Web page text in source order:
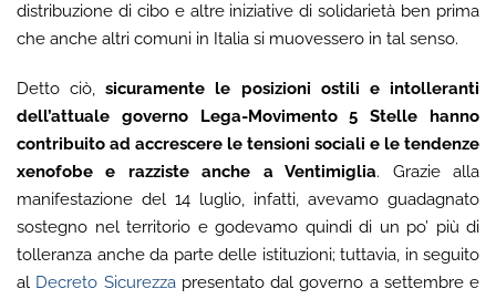
distribuzione di cibo e altre iniziative di solidarietà ben prima
che anche altri comuni in Italia si muovessero in tal senso.
Detto ciò,sicuramente le posizioni ostili e intolleranti
dell’attuale governo Lega-Movimento 5 Stelle hanno
contribuito ad accrescere le tensioni sociali e le tendenze
xenofobe e razziste anche a Ventimiglia. Grazie alla
manifestazione del 14 luglio, infatti, avevamo guadagnato
sostegno nel territorio e godevamo quindi di un po’ più di
tolleranza anche da parte delle istituzioni; tuttavia, in seguito
al Decreto Sicurezzapresentato dal governo a settembre e